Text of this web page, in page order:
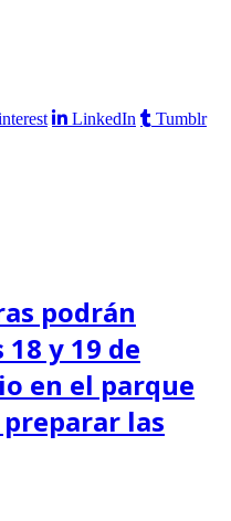
LinkedIn
Tumblr
podrán
y 19 de
en el parque
las